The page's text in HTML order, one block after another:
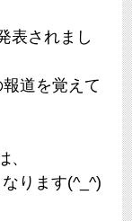
表されまし
道を覚えて
、
ります(^_^)